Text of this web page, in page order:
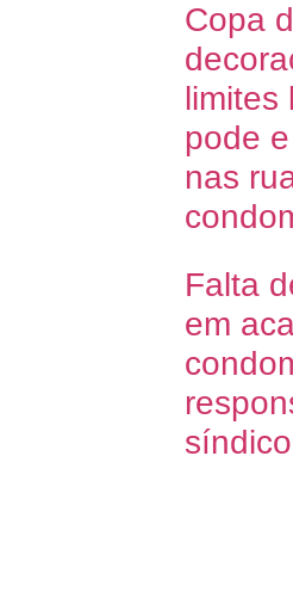
Copa
pode
nas
Falta
em
síndico